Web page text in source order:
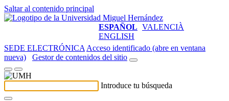
Saltar al contenido principal
ESPAÑOL VALENCIÀ
ENGLISH
SEDE ELECTRÓNICA Acceso identificado (abre en ventana
nueva)
Gestor de contenidos del sitio
Introduce tu búsqueda